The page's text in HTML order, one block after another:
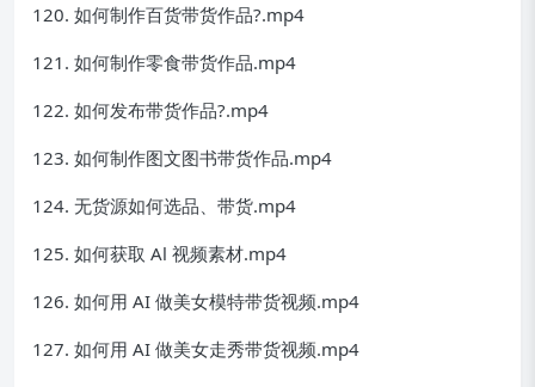
120. 如何制作百货带货作品?.mp4
121. 如何制作零食带货作品.mp4
122. 如何发布带货作品?.mp4
123. 如何制作图文图书带货作品.mp4
124. 无货源如何选品、带货.mp4
125. 如何获取 Al 视频素材.mp4
126. 如何用 AI 做美女模特带货视频.mp4
127. 如何用 AI 做美女走秀带货视频.mp4